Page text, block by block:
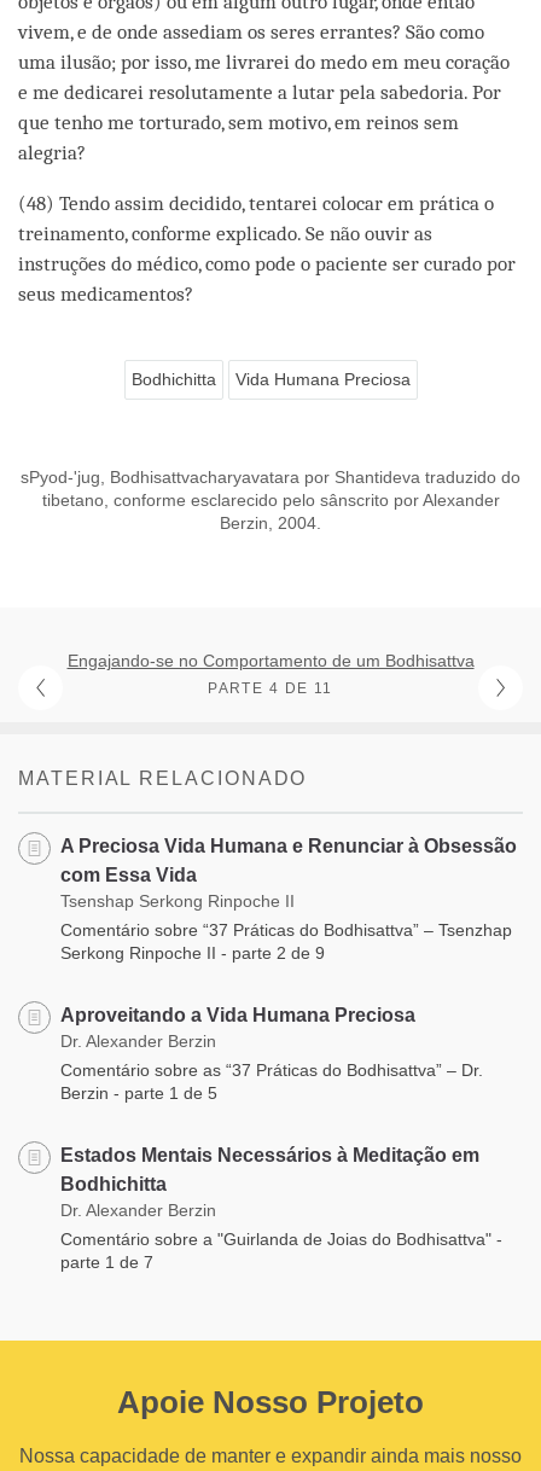
vivem, e de onde assediam os seres errantes? São como
uma ilusão; por isso, me livrarei do medo em meu coração
e me dedicarei resolutamente a lutar pela sabedoria. Por
que tenho me torturado, sem motivo, em reinos sem
alegria?
(48) Tendo assim decidido, tentarei colocar em prática o
treinamento, conforme explicado. Se não ouvir as
instruções do médico, como pode o paciente ser curado por
seus medicamentos?
Bodhichitta Vida Humana Preciosa
sPyod-'jug, Bodhisattvacharyavatara por Shantideva traduzido do
tibetano, conforme esclarecido pelo sânscrito por Alexander
Berzin, 2004.
Engajando-se no Comportamento de um Bodhisattva
PARTE 4 DE 11
MATERIAL RELACIONADO
A Preciosa Vida Humana e Renunciar à Obsessão
com Essa Vida
Tsenshap Serkong Rinpoche II
Comentário sobre “37 Práticas do Bodhisattva” – Tsenzhap
Serkong Rinpoche II - parte 2 de 9
Aproveitando a Vida Humana Preciosa
Dr. Alexander Berzin
Comentário sobre as “37 Práticas do Bodhisattva” – Dr.
Berzin - parte 1 de 5
Estados Mentais Necessários à Meditação em
Bodhichitta
Dr. Alexander Berzin
Comentário sobre a "Guirlanda de Joias do Bodhisattva" -
parte 1 de 7
Apoie Nosso Projeto
Nossa capacidade de manter e expandir ainda mais nosso